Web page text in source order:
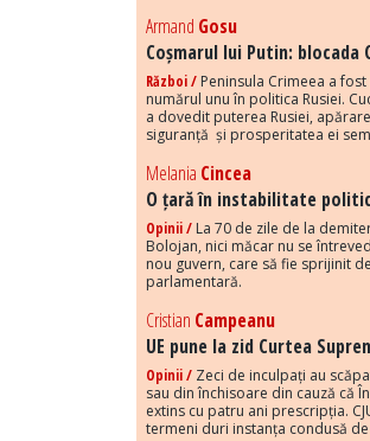
Armand Gosu
Coșmarul lui Putin: blocada
Război / Peninsula Crimeea a
numărul unu în politica Rusiei.
a dovedit puterea Rusiei,
siguranță și prosperitatea ei
Melania Cincea
O țară în instabilitate
Opinii / La 70 de zile de la
Bolojan, nici măcar nu se
nou guvern, care să fie sprijinit
parlamentară.
Cristian Campeanu
UE pune la zid Curtea
Opinii / Zeci de inculpați au
sau din închisoare din cauză că
extins cu patru ani prescripția.
termeni duri instanța condusă de